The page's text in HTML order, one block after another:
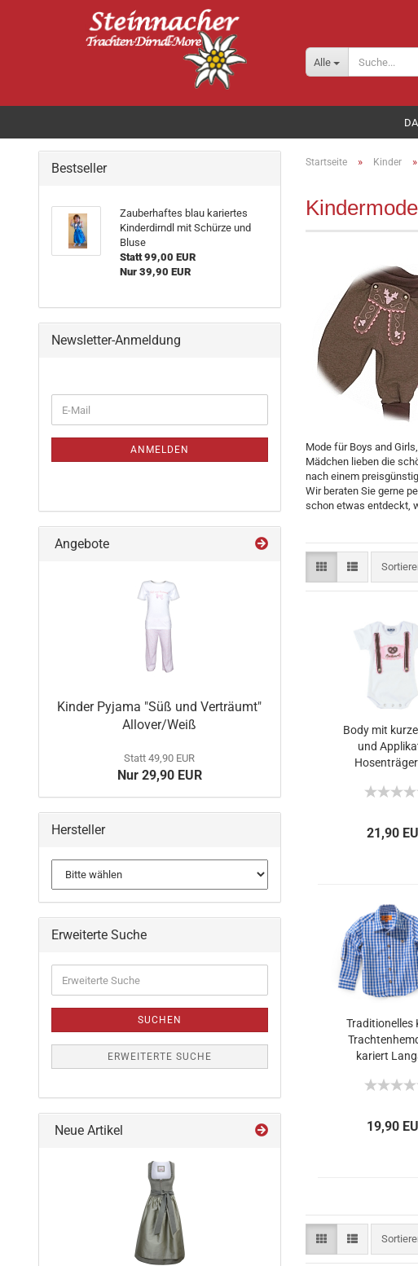
Alle
Startseite » Kinder »
Kindermode
Mode für Boys and
Mädchen lieben die
nach einem
Wir beraten Sie gerne
schon etwas entdeckt,
Body mit
und
21,90
Traditionelles
kariert
19,90
Bestseller
Zauberhaftes blau kariertes
Kinderdirndl mit Schürze und
Bluse
Statt 99,00 EUR
Nur 39,90 EUR
Newsletter-Anmeldung
ANMELDEN
Angebote
Kinder Pyjama "Süß und Verträumt"
Allover/Weiß
Statt 49,90 EUR
Nur 29,90 EUR
Hersteller
Erweiterte Suche
SUCHEN
ERWEITERTE SUCHE
Neue Artikel